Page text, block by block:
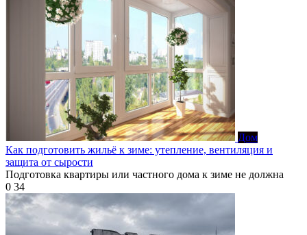
Дом
Как подготовить жильё к зиме: утепление, вентиляция и
защита от сырости
Подготовка квартиры или частного дома к зиме не должна
0 34